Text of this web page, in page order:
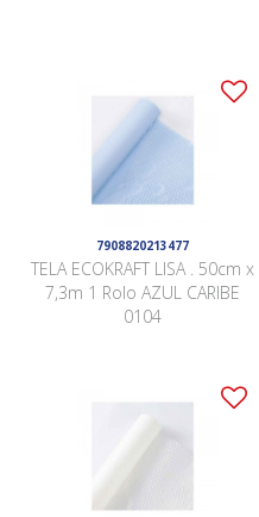
7908820213477
TELA ECOKRAFT LISA . 50cm x
7,3m 1 Rolo AZUL CARIBE
0104